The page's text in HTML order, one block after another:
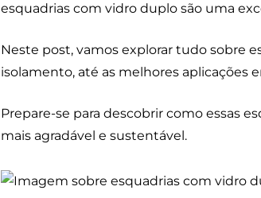
esquadrias com vidro duplo são uma
Neste post, vamos explorar tudo sobre
isolamento, até as melhores aplicações
Prepare-se para descobrir como essas
mais agradável e sustentável.